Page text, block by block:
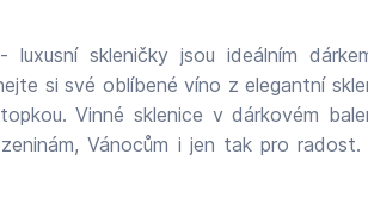
luxusní skleničky jsou ideálním
balení jsou skvělým
Vánocům i jen tak pro radost. Objem: 350
Albi Česká republika a.s. Palác